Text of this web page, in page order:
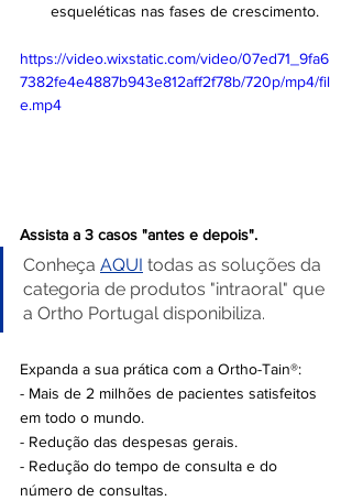
esqueléticas nas fases de crescimento.
https://video.wixstatic.com/video/07ed71_9fa6
7382fe4e4887b943e812aff2f78b/720p/mp4/fil
e.mp4
Assista a 3 casos "antes e depois".
Conheça AQUI todas as soluções da
categoria de produtos "intraoral" que
a Ortho Portugal disponibiliza.
Expanda a sua prática com a Ortho-Tain®:
- Mais de 2 milhões de pacientes satisfeitos
em todo o mundo.
- Redução das despesas gerais.
- Redução do tempo de consulta e do
número de consultas.